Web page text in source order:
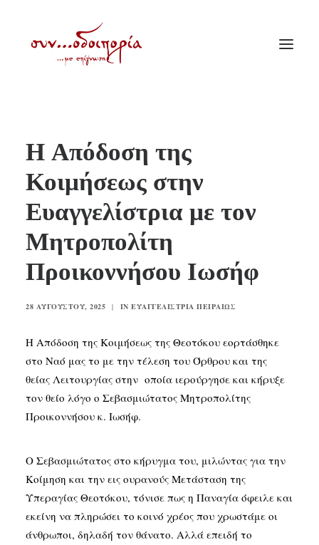
ΘΕΜΑΤΟΛΟΓΙΑ
ΑΝΑΚΟΙΝΩΣΕΙΣ
ΕΝΟΡΙΑ ΕΝ ΔΡΑΣΕΙ
ΕΥΑΓΓΕΛΙΣΤΡΙΑ ΠΕΙΡΑΙΏΣ
ΠΑΛΑΙΑ ΣΥΝΟΔΟΙΠΟΡΙΑ
ΕΠΙΚΟΙΝΩΝΙΑ
SEARCH
Η Απόδοση της
Κοιμήσεως στην
Ευαγγελίστρια με τον
Μητροπολίτη
Προικοννήσου Ιωσήφ
28 ΑΥΓΟΎΣΤΟΥ, 2025 | IN ΕΥΑΓΓΕΛΊΣΤΡΙΑ ΠΕΙΡΑΙΏΣ
Η Απόδοση της Κοιμήσεως της Θεοτόκου εορτάσθηκε
στο Ναό μας το με την τέλεση του Όρθρου και της
θείας Λειτουργίας στην οποία ιερούργησε και κήρυξε
τον θείο λόγο ο Σεβασμιώτατος Μητροπολίτης
Προικοννήσου κ. Ιωσήφ.
Ο Σεβασμιώτατος στο κήρυγμα του, μιλώντας για την
Κοίμηση και την εις ουρανούς Μετάσταση της
Υπεραγίας Θεοτόκου, τόνισε πως η Παναγία όφειλε και
εκείνη να πληρώσει το κοινό χρέος που χρωστάμε οι
άνθρωποι, δηλαδή τον θάνατο. Αλλά επειδή το